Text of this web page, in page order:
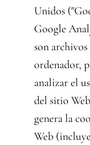
Unidos
Google
son
ordenador,
analizar el
del sitio
genera la
Web